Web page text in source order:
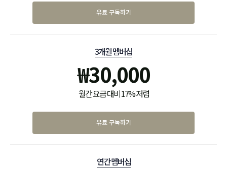
유료 구독하기
3개월 멤버십
₩30,000
월간 요금 대비 17% 저렴
유료 구독하기
연간 멤버십